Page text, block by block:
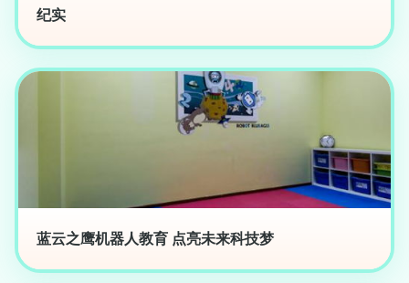
纪实
蓝云之鹰机器人教育 点亮未来科技梦